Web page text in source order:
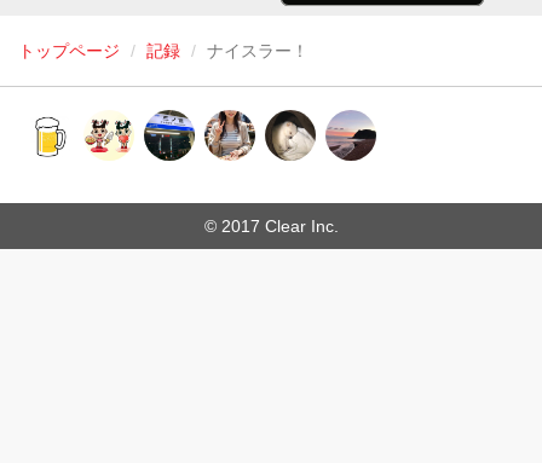
トップページ 記録 ナイスラー！
© 2017 Clear Inc.